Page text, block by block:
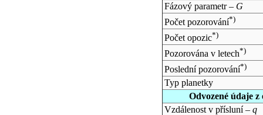
Fázový parametr – G
Počet pozorování*)
Počet opozic*)
Pozorována v letech*)
Poslední pozorování*)
Typ planetky
Odvozené údaje
Vzdálenost v přísluní – q